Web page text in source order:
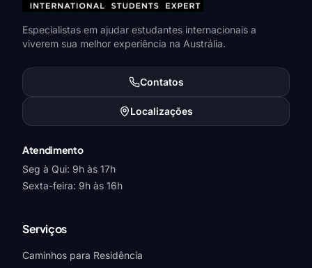
Especialistas em ajudar estudantes internacionais a
viverem sua melhor experiência na Austrália.
Contatos
Localizações
Atendimento
Seg à Qui: 9h às 17h
Sexta-feira: 9h às 16h
Serviços
Caminhos para Residência